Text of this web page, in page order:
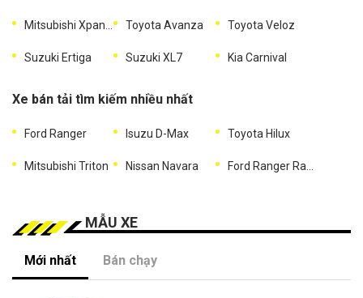
Mitsubishi Xpander Toyota Avanza Toyota Veloz
Suzuki Ertiga Suzuki XL7 Kia Carnival
Xe bán tải tìm kiếm nhiều nhất
Ford Ranger Isuzu D-Max Toyota Hilux
Mitsubishi Triton Nissan Navara Ford Ranger Raptor
MẪU XE
Mới nhất Bán chạy